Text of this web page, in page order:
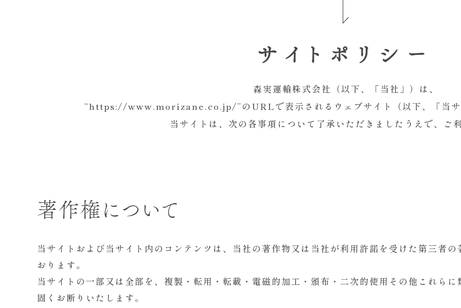
サイトポリシー
森実運輸株式会社（以下、「当社」）は、
“https://www.morizane.co.jp/”のURLで表示されるウェブサイト（以下、「当サ
当サイトは、次の各事項について了承いただきましたうえで、ご
著作権について
当サイトおよび当サイト内のコンテンツは、当社の著作物又は当社が利用許諾を受けた第三者
おります。
当サイトの一部又は全部を、複製・転用・転載・電磁的加工・頒布・二次的使用その他これら
固くお断りいたします。